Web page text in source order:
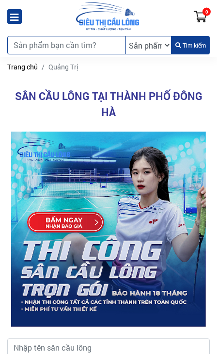
0
Tìm kiếm
Trang chủ Quảng Trị
SÂN CẦU LÔNG TẠI THÀNH PHỐ ĐÔNG
HÀ